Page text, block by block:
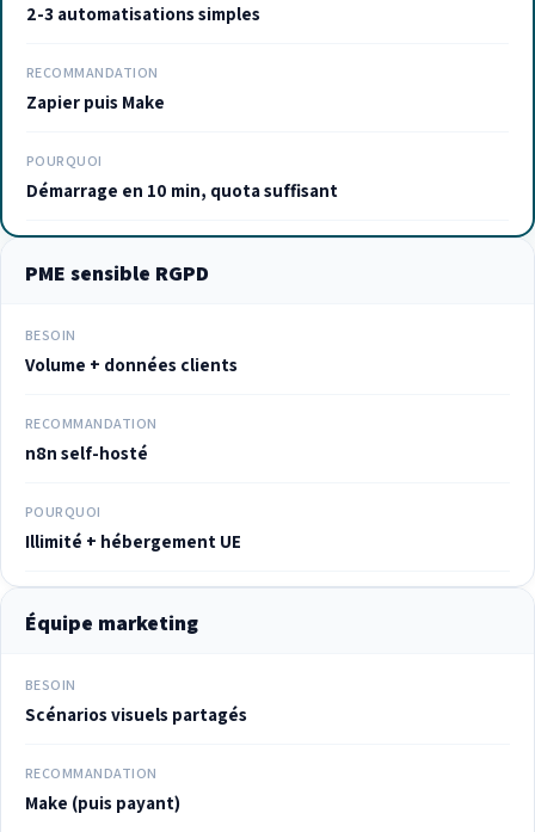
2-3 automatisations simples
RECOMMANDATION
Zapier puis Make
POURQUOI
Démarrage en 10 min, quota suffisant
PME sensible RGPD
BESOIN
Volume + données clients
RECOMMANDATION
n8n self-hosté
POURQUOI
Illimité + hébergement UE
Équipe marketing
BESOIN
Scénarios visuels partagés
RECOMMANDATION
Make (puis payant)